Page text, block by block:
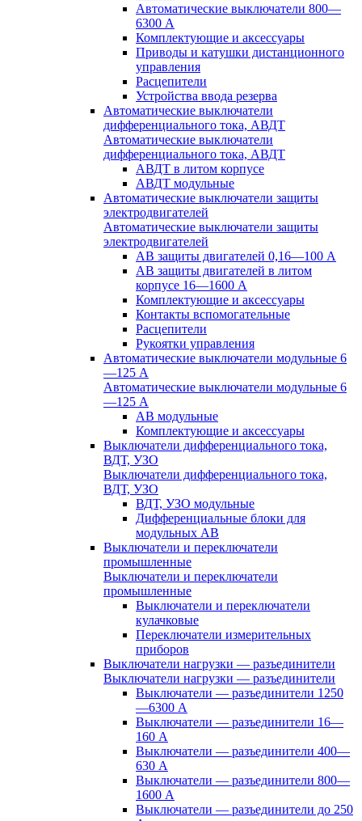
Автоматические выключатели 800—
6300 А
Комплектующие и аксессуары
Приводы и катушки дистанционного
управления
Расцепители
Устройства ввода резерва
Автоматические выключатели
дифференциального тока, АВДТ
Автоматические выключатели
дифференциального тока, АВДТ
АВДТ в литом корпусе
АВДТ модульные
Автоматические выключатели защиты
электродвигателей
Автоматические выключатели защиты
электродвигателей
АВ защиты двигателей 0,16—100 А
АВ защиты двигателей в литом
корпусе 16—1600 А
Комплектующие и аксессуары
Контакты вспомогательные
Расцепители
Рукоятки управления
Автоматические выключатели модульные 6
—125 А
Автоматические выключатели модульные 6
—125 А
АВ модульные
Комплектующие и аксессуары
Выключатели дифференциального тока,
ВДТ, УЗО
Выключатели дифференциального тока,
ВДТ, УЗО
ВДТ, УЗО модульные
Дифференциальные блоки для
модульных АВ
Выключатели и переключатели
промышленные
Выключатели и переключатели
промышленные
Выключатели и переключатели
кулачковые
Переключатели измерительных
приборов
Выключатели нагрузки — разъединители
Выключатели нагрузки — разъединители
Выключатели — разъединители 1250
—6300 А
Выключатели — разъединители 16—
160 А
Выключатели — разъединители 400—
630 А
Выключатели — разъединители 800—
1600 А
Выключатели — разъединители до 250